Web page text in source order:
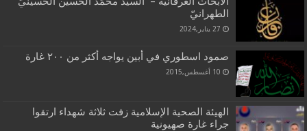
الطهرانيّ
27 يناير,2024
صمود اسطوري في أبين يواجه أكثر من ۲۰۰ غارة
10 أغسطس,2015
الهيئة الصحية الإسلامية زفت ثلاثة شهداء ارتقوا
جراء غارة صهيونية